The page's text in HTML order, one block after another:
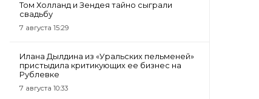
Том Холланд и Зендея тайно сыграли
свадьбу
7 августа 15:29
Илана Дылдина из «Уральских пельменей»
пристыдила критикующих ее бизнес на
Рублевке
7 августа 10:33